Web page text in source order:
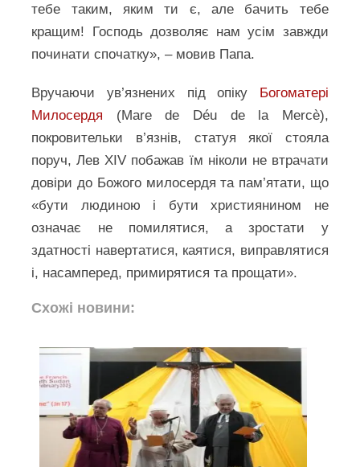
тебе таким, яким ти є, але бачить тебе
кращим! Господь дозволяє нам усім завжди
починати спочатку», – мовив Папа.
Вручаючи ув’язнених під опіку Богоматері
Милосердя (Mare de Déu de la Mercè),
покровительки в’язнів, статуя якої стояла
поруч, Лев XIV побажав їм ніколи не втрачати
довіри до Божого милосердя та пам’ятати, що
«бути людиною і бути християнином не
означає не помилятися, а зростати у
здатності навертатися, каятися, виправлятися
і, насамперед, примирятися та прощати».
Схожі новини: